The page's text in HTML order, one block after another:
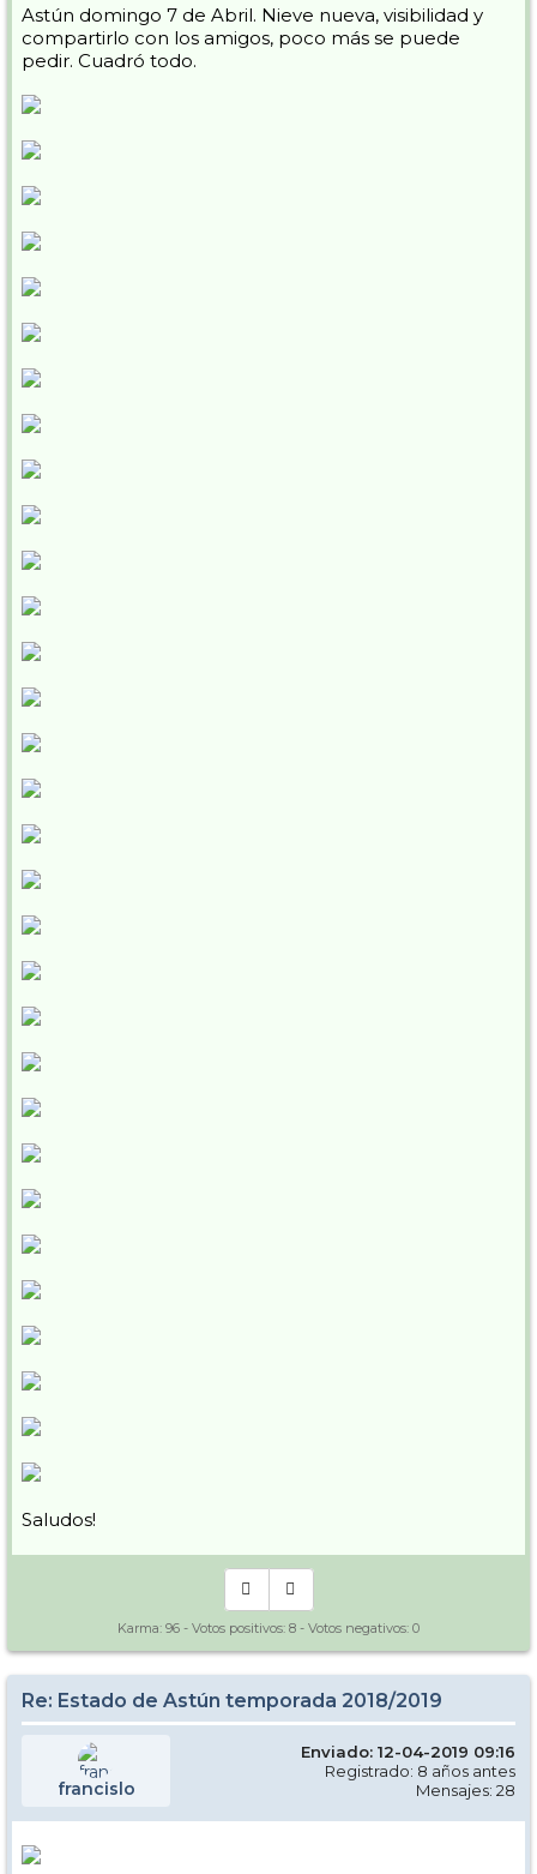
Astún domingo 7 de Abril. Nieve nueva, visibilidad y
compartirlo con los amigos, poco más se puede
pedir. Cuadró todo.
Saludos!
Karma: 96 - Votos positivos: 8 - Votos negativos: 0
Re: Estado de Astún temporada 2018/2019
francislo
Enviado: 12-04-2019 09:16
Registrado: 8 años antes
Mensajes: 28